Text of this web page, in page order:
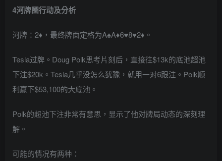
4河牌圈行动及分析
河牌：2♦，最终牌面定格为A♠A♦6♥8♥2♦。
Tesla过牌。Doug Polk思考片刻后，直接往$13k的底池超池
下注$20k。Tesla几乎没怎么犹豫，就用一对6跟注。Polk顺
利赢下$53,100的大底池。
Polk的超池下注非常有意思，显示了他对牌局动态的深刻理
解。
可能的情况有两种：